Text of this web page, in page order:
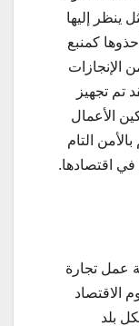
ينظر إليها
كمنبع
الإنجازات
تم تجهيز
الأعمال
بالأمن التام
في اقتصادها.
عمل تجارة
الاقتصاد
بلد